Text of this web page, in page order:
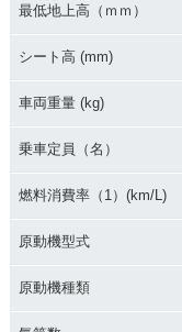
2003年 FXDWG Wi
2000年 FXDWG Wi
最低地上高（ｍｍ）
シート高 (mm)
車両重量 (kg)
乗車定員（名）
燃料消費率（1）(km/L)
原動機型式
原動機種類